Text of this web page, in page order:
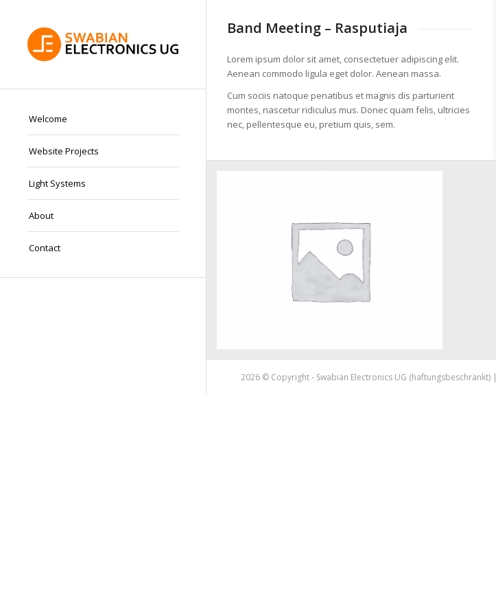
Welcome
Website Projects
Light Systems
About
Contact
Band Meeting – Rasputiaja
Lorem ipsum dolor sit amet, consectetuer adipiscing elit.
Aenean commodo ligula eget dolor. Aenean massa.
Cum sociis natoque penatibus et magnis dis parturient
montes, nascetur ridiculus mus. Donec quam felis, ultricies
nec, pellentesque eu, pretium quis, sem.
woocommerce-placeholder
2026 © Copyright - Swabian Electronics UG (haftungsbeschränkt) |